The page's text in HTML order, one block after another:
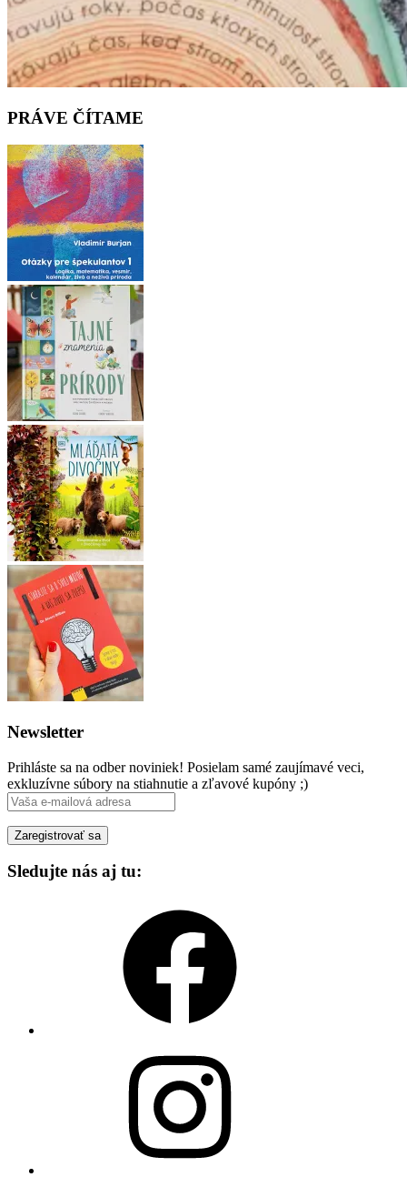
PRÁVE ČÍTAME
Newsletter
Prihláste sa na odber noviniek! Posielam samé zaujímavé veci,
exkluzívne súbory na stiahnutie a zľavové kupóny ;)
Sledujte nás aj tu: